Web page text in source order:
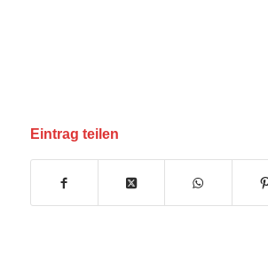
Eintrag teilen